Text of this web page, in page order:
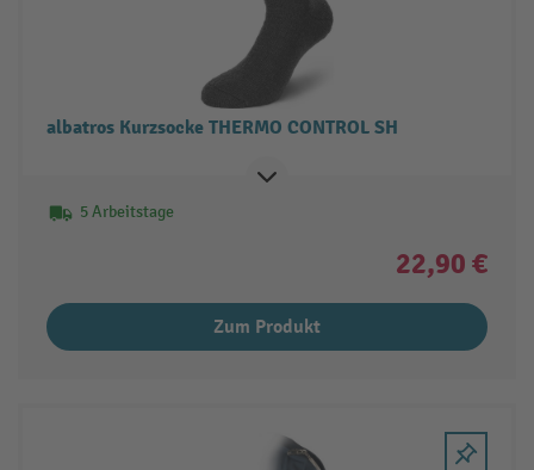
albatros Kurzsocke THERMO CONTROL SH
5 Arbeitstage
22,90 €
Zum Produkt